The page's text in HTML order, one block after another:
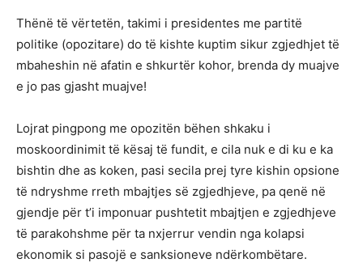
Thënë të vërtetën, takimi i presidentes me partitë
politike (opozitare) do të kishte kuptim sikur zgjedhjet të
mbaheshin në afatin e shkurtër kohor, brenda dy muajve
e jo pas gjasht muajve!
Lojrat pingpong me opozitën bëhen shkaku i
moskoordinimit të kësaj të fundit, e cila nuk e di ku e ka
bishtin dhe as koken, pasi secila prej tyre kishin opsione
të ndryshme rreth mbajtjes së zgjedhjeve, pa qenë në
gjendje për t’i imponuar pushtetit mbajtjen e zgjedhjeve
të parakohshme për ta nxjerrur vendin nga kolapsi
ekonomik si pasojë e sanksioneve ndërkombëtare.